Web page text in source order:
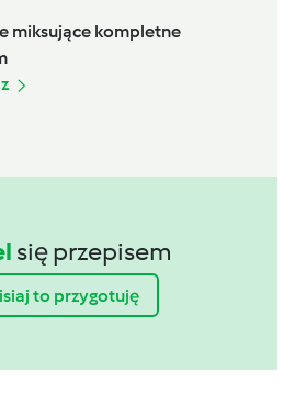
miksujące kompletne
się przepisem
to przygotuję